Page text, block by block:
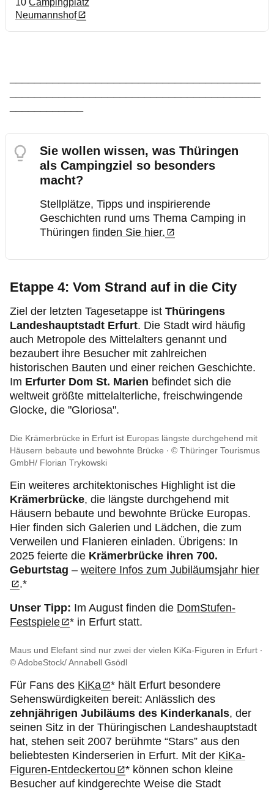
10 Campingplatz
Neumannshof
Sie wollen wissen, was Thüringen
als Campingziel so besonders
macht?
Stellplätze, Tipps und inspirierende
Geschichten rund ums Thema Camping in
Thüringen finden Sie hier.
Etappe 4: Vom Strand auf in die City
Ziel der letzten Tagesetappe ist Thüringens
Landeshauptstadt Erfurt. Die Stadt wird häufig
auch Metropole des Mittelalters genannt und
bezaubert ihre Besucher mit zahlreichen
historischen Bauten und einer reichen Geschichte.
Im Erfurter Dom St. Marien befindet sich die
weltweit größte mittelalterliche, freischwingende
Glocke, die "Gloriosa".
Die Krämerbrücke in Erfurt ist Europas längste durchgehend mit
Häusern bebaute und bewohnte Brücke
© Thüringer Tourismus
GmbH/ Florian Trykowski
Ein weiteres architektonisches Highlight ist die
Krämerbrücke, die längste durchgehend mit
Häusern bebaute und bewohnte Brücke Europas.
Hier finden sich Galerien und Lädchen, die zum
Verweilen und Flanieren einladen. Übrigens: In
2025 feierte die Krämerbrücke ihren 700.
Geburtstag – weitere Infos zum Jubiläumsjahr hier
.*
Unser Tipp: Im August finden die DomStufen-
Festspiele
* in Erfurt statt.
Maus und Elefant sind nur zwei der vielen KiKa-Figuren in Erfurt
© AdobeStock/ Annabell Gsödl
Für Fans des KiKa
* hält Erfurt besondere
Sehenswürdigkeiten bereit: Anlässlich des
zehnjährigen Jubiläums des Kinderkanals, der
seinen Sitz in der Thüringischen Landeshauptstadt
hat, stehen seit 2007 berühmte “Stars” aus den
beliebtesten Kinderserien in Erfurt. Mit der KiKa-
Figuren-Entdeckertou
* können schon kleine
Besucher auf kindgerechte Weise die Stadt